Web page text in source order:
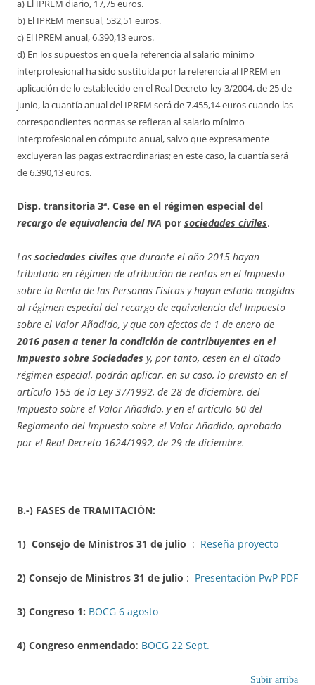
a) El IPREM diario, 17,75 euros.
b) El IPREM mensual, 532,51 euros.
c) El IPREM anual, 6.390,13 euros.
d) En los supuestos en que la referencia al salario mínimo
interprofesional ha sido sustituida por la referencia al IPREM en
aplicación de lo establecido en el Real Decreto-ley 3/2004, de 25 de
junio, la cuantía anual del IPREM será de 7.455,14 euros cuando las
correspondientes normas se refieran al salario mínimo
interprofesional en cómputo anual, salvo que expresamente
excluyeran las pagas extraordinarias; en este caso, la cuantía será
de 6.390,13 euros.
Disp. transitoria 3ª. Cese en el régimen especial del
recargo de equivalencia del IVA por sociedades civiles.
Las sociedades civiles que durante el año 2015 hayan
tributado en régimen de atribución de rentas en el Impuesto
sobre la Renta de las Personas Físicas y hayan estado acogidas
al régimen especial del recargo de equivalencia del Impuesto
sobre el Valor Añadido, y que con efectos de 1 de enero de
2016 pasen a tener la condición de contribuyentes en el
Impuesto sobre Sociedades y, por tanto, cesen en el citado
régimen especial, podrán aplicar, en su caso, lo previsto en el
artículo 155 de la Ley 37/1992, de 28 de diciembre, del
Impuesto sobre el Valor Añadido, y en el artículo 60 del
Reglamento del Impuesto sobre el Valor Añadido, aprobado
por el Real Decreto 1624/1992, de 29 de diciembre.
B.-) FASES de TRAMITACIÓN:
1) Consejo de Ministros 31 de julio : Reseña proyecto
2) Consejo de Ministros 31 de julio : Presentación PwP PDF
3) Congreso 1: BOCG 6 agosto
4) Congreso enmendado: BOCG 22 Sept.
Subir arriba